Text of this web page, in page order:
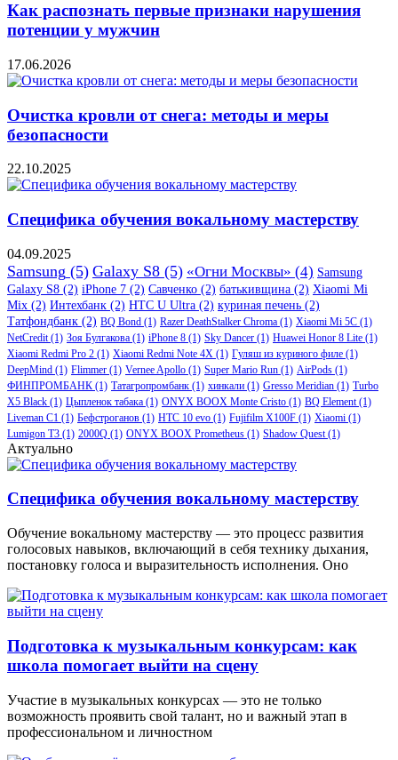
Как распознать первые признаки нарушения
потенции у мужчин
17.06.2026
Очистка кровли от снега: методы и меры
безопасности
22.10.2025
Специфика обучения вокальному мастерству
04.09.2025
Samsung (5) Galaxy S8 (5) «Огни Москвы» (4) Samsung
Galaxy S8 (2) iPhone 7 (2) Савченко (2) батькивщина (2) Xiaomi Mi
Mix (2) Интехбанк (2) HTC U Ultra (2) куриная печень (2)
Татфондбанк (2) BQ Bond (1) Razer DeathStalker Chroma (1) Xiaomi Mi 5C (1)
NetCredit (1) Зоя Булгакова (1) iPhone 8 (1) Sky Dancer (1) Huawei Honor 8 Lite (1)
Xiaomi Redmi Pro 2 (1) Xiaomi Redmi Note 4X (1) Гуляш из куриного филе (1)
DeepMind (1) Flimmer (1) Vernee Apollo (1) Super Mario Run (1) AirPods (1)
ФИНПРОМБАНК (1) Татагропромбанк (1) хинкали (1) Gresso Meridian (1) Turbo
X5 Black (1) Цыпленок табака (1) ONYX BOOX Monte Cristo (1) BQ Element (1)
Liveman C1 (1) Бефстроганов (1) HTC 10 evo (1) Fujifilm X100F (1) Xiaomi (1)
Lumigon T3 (1) 2000Q (1) ONYX BOOX Prometheus (1) Shadow Quest (1)
Актуально
Специфика обучения вокальному мастерству
Обучение вокальному мастерству — это процесс развития
голосовых навыков, включающий в себя технику дыхания,
постановку голоса и выразительность исполнения. Оно
Подготовка к музыкальным конкурсам: как
школа помогает выйти на сцену
Участие в музыкальных конкурсах — это не только
возможность проявить свой талант, но и важный этап в
профессиональном и личностном